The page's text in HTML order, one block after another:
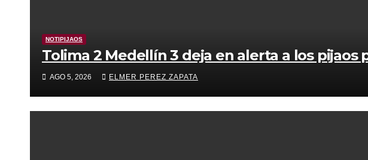
NOTIPIJAOS
Tolima 2 Medellín 3 deja en alerta a los
AGO 5, 2026 ELMER PEREZ ZAPATA